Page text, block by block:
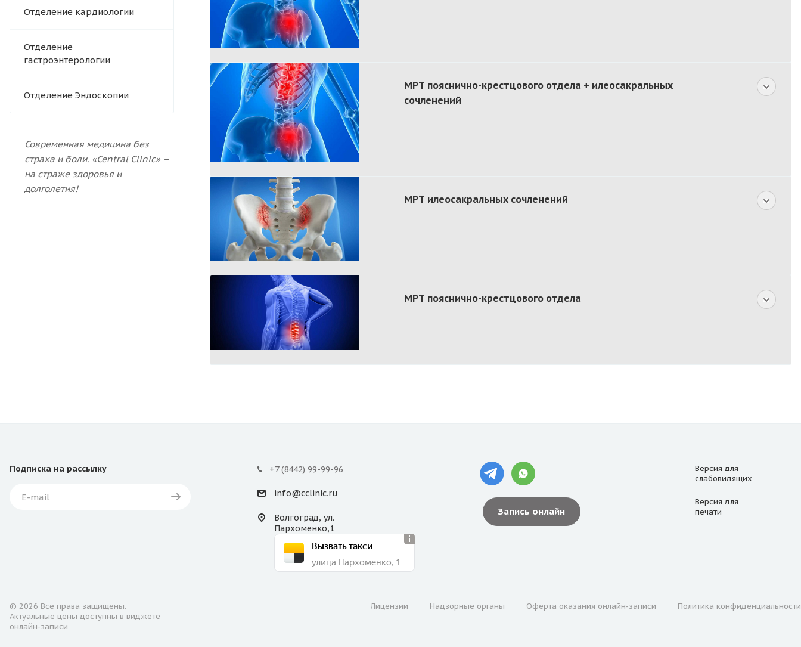
Отделение кардиологии
Отделение
гастроэнтерологии
Отделение Эндоскопии
Современная медицина без
страха и боли. «Central Clinic» –
на страже здоровья и
долголетия!
МРТ пояснично-крестцового отдела + илеосакральных
сочленений
МРТ илеосакральных сочленений
МРТ пояснично-крестцового отдела
Подписка на рассылку +7 (8442) 99-99-96
info@cclinic.ru
Волгоград, ул.
Пархоменко,1
Вызвать такси
улица Пархоменко, 1
Запись онлайн
Версия для
слабовидящих
Версия для
печати
© 2026 Все права защищены.
Актуальные цены доступны в виджете
онлайн-записи
Лицензии Надзорные органы Оферта оказания онлайн-записи Политика конфиденциальности